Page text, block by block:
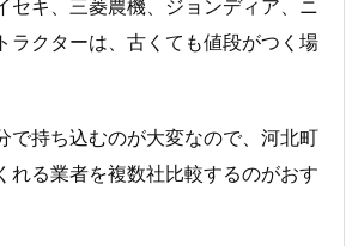
セキ、三菱農機、ジョンディア、ニ
ラクターは、古くても値段がつく場
で持ち込むのが大変なので、河北町
れる業者を複数社比較するのがおす